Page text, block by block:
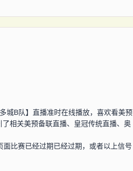
城B队】直播准时在线播放，喜欢看美预
相关美预备联直播、皇冠传统直播、奥
面比赛已经过期已经过期，或者以上信号